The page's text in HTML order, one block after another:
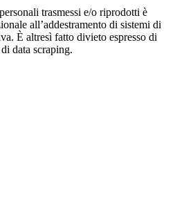
trasmessi e/o riprodotti è
all’addestramento di sistemi di
È altresì fatto divieto espresso di
data scraping.